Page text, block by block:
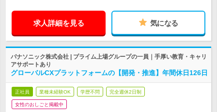
求人詳細を見る 気になる
パナソニック株式会社 | プライム上場グループの一員｜手厚い教育・キャリ
アサポートあり
グローバルCXプラットフォームの【開発・推進】年間休日126日
正社員 業種未経験OK 学歴不問 完全週休2日制
女性のおしごと掲載中